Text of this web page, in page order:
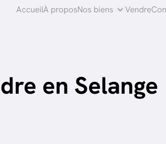
AccueilÀ proposNos biens Vendre
en Selange